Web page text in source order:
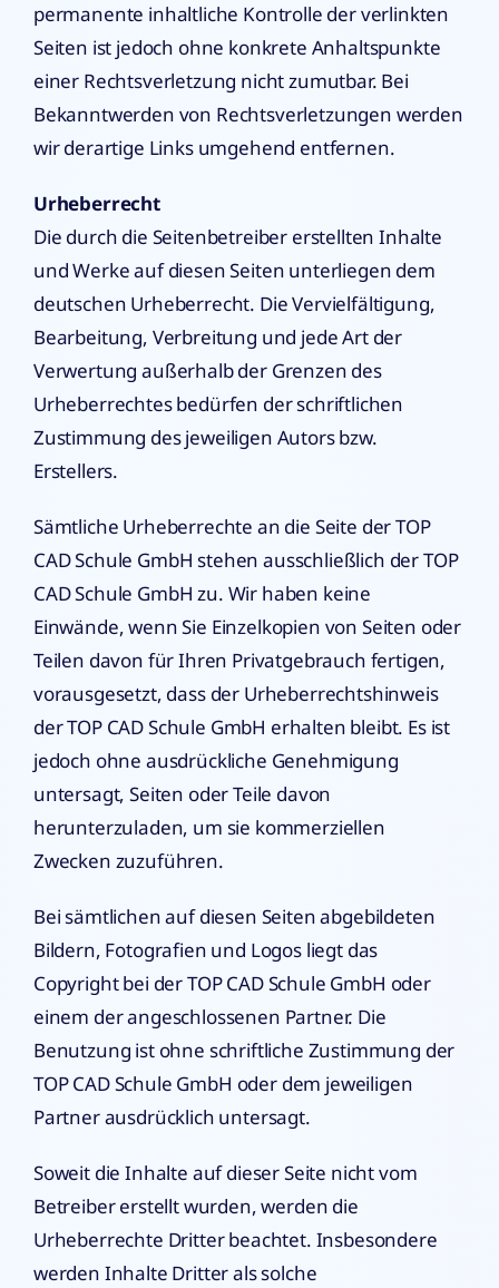
permanente inhaltliche Kontrolle der verlinkten
Seiten ist jedoch ohne konkrete Anhaltspunkte
einer Rechtsverletzung nicht zumutbar. Bei
Bekanntwerden von Rechtsverletzungen werden
wir derartige Links umgehend entfernen.
Urheberrecht
Die durch die Seitenbetreiber erstellten Inhalte
und Werke auf diesen Seiten unterliegen dem
deutschen Urheberrecht. Die Vervielfältigung,
Bearbeitung, Verbreitung und jede Art der
Verwertung außerhalb der Grenzen des
Urheberrechtes bedürfen der schriftlichen
Zustimmung des jeweiligen Autors bzw.
Erstellers.
Sämtliche Urheberrechte an die Seite der TOP
CAD Schule GmbH stehen ausschließlich der TOP
CAD Schule GmbH zu. Wir haben keine
Einwände, wenn Sie Einzelkopien von Seiten oder
Teilen davon für Ihren Privatgebrauch fertigen,
vorausgesetzt, dass der Urheberrechtshinweis
der TOP CAD Schule GmbH erhalten bleibt. Es ist
jedoch ohne ausdrückliche Genehmigung
untersagt, Seiten oder Teile davon
herunterzuladen, um sie kommerziellen
Zwecken zuzuführen.
Bei sämtlichen auf diesen Seiten abgebildeten
Bildern, Fotografien und Logos liegt das
Copyright bei der TOP CAD Schule GmbH oder
einem der angeschlossenen Partner. Die
Benutzung ist ohne schriftliche Zustimmung der
TOP CAD Schule GmbH oder dem jeweiligen
Partner ausdrücklich untersagt.
Soweit die Inhalte auf dieser Seite nicht vom
Betreiber erstellt wurden, werden die
Urheberrechte Dritter beachtet. Insbesondere
werden Inhalte Dritter als solche